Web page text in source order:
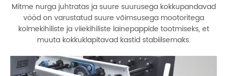
Mitme nurga juhtratas ja suure suurusega kokkupandavad
vööd on varustatud suure võimsusega mootoritega
kolmekihiliste ja viiekihiliste lainepappide tootmiseks, et
muuta kokkuklapitavad kastid stabiilsemaks.